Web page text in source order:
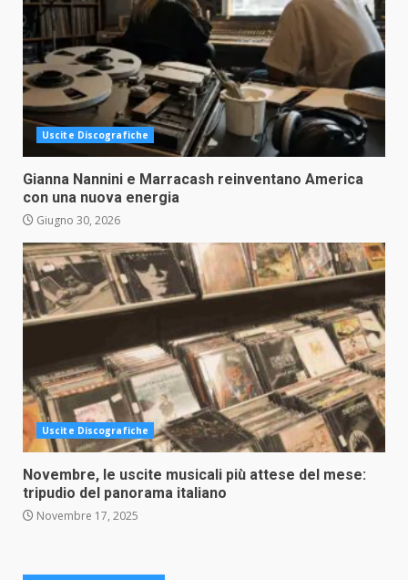
Uscite Discografiche
Gianna Nannini e Marracash reinventano America
con una nuova energia
Giugno 30, 2026
Uscite Discografiche
Novembre, le uscite musicali più attese del mese:
tripudio del panorama italiano
Novembre 17, 2025